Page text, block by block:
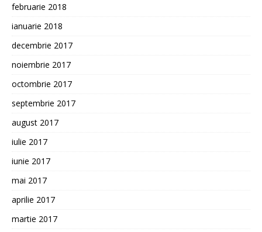
februarie 2018
ianuarie 2018
decembrie 2017
noiembrie 2017
octombrie 2017
septembrie 2017
august 2017
iulie 2017
iunie 2017
mai 2017
aprilie 2017
martie 2017